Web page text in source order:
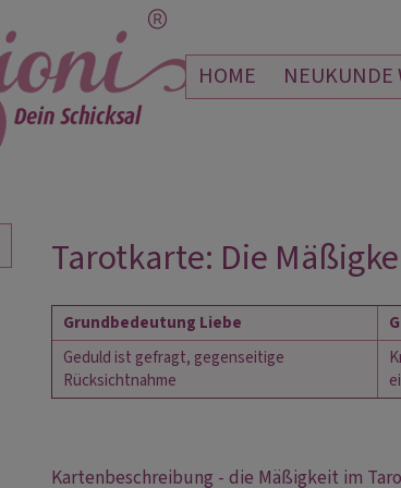
HOME NEUKUNDE
Tarotkarte: Die
Grundbedeutung Liebe
Geduld ist gefragt, gegenseitige
Rücksichtnahme
Kartenbeschreibung - die Mäßigkeit im